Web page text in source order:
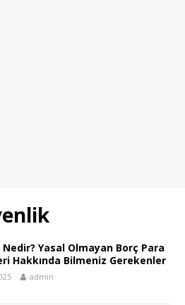
Yasal Olmayan Borç Para
Hakkında Bilmeniz Gerekenler
admin